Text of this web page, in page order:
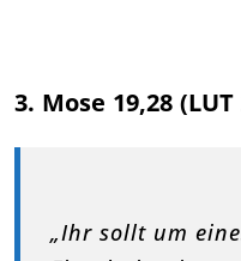
3. Mose 19,28 (LUT
„Ihr sollt um